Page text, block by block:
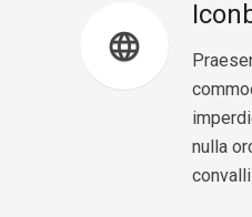
language
nulla